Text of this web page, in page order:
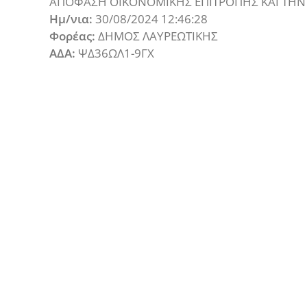
Ημ/νια: 30/08/2024 12:46:28
Φορέας: ΔΗΜΟΣ ΛΑΥΡΕΩΤΙΚΗΣ
ΑΔΑ: ΨΔ36ΩΛ1-9ΓΧ